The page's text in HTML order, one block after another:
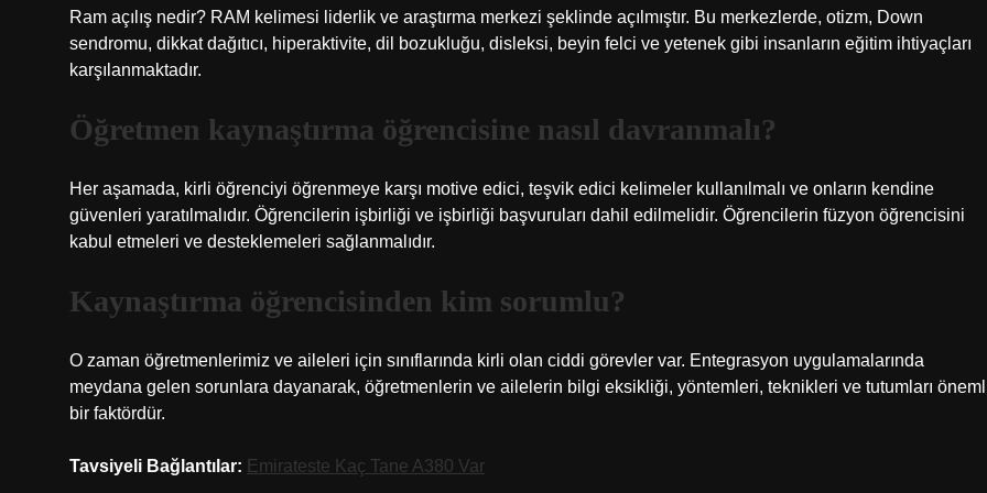
Ram açılış nedir? RAM kelimesi liderlik ve araştırma merkezi şeklinde açılmıştır. Bu merkezlerde, otizm, Down
sendromu, dikkat dağıtıcı, hiperaktivite, dil bozukluğu, disleksi, beyin felci ve yetenek gibi insanların eğitim ihtiyaçları
karşılanmaktadır.
Öğretmen kaynaştırma öğrencisine nasıl davranmalı?
Her aşamada, kirli öğrenciyi öğrenmeye karşı motive edici, teşvik edici kelimeler kullanılmalı ve onların kendine
güvenleri yaratılmalıdır. Öğrencilerin işbirliği ve işbirliği başvuruları dahil edilmelidir. Öğrencilerin füzyon öğrencisini
kabul etmeleri ve desteklemeleri sağlanmalıdır.
Kaynaştırma öğrencisinden kim sorumlu?
O zaman öğretmenlerimiz ve aileleri için sınıflarında kirli olan ciddi görevler var. Entegrasyon uygulamalarında
meydana gelen sorunlara dayanarak, öğretmenlerin ve ailelerin bilgi eksikliği, yöntemleri, teknikleri ve tutumları
bir faktördür.
Tavsiyeli Bağlantılar: Emirateste Kaç Tane A380 Var